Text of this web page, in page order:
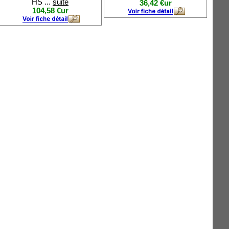
HS ... suite
104,58 €ur
36,42 €ur